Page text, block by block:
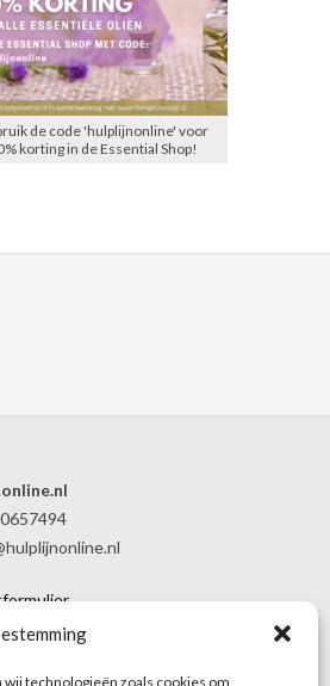
technologieën zoals cookies om
de code 'hulplijnonline' voor
korting in de Essential Shop!